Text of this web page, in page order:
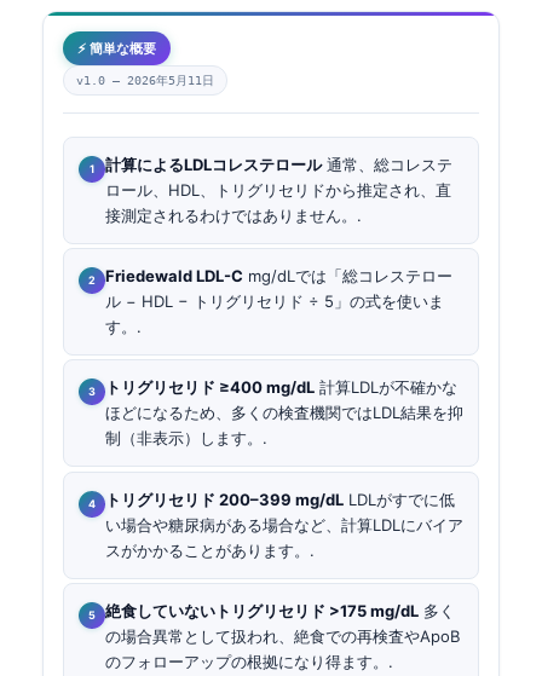
⚡ 簡単な概要
v1.0 — 2026年5月11日
計算によるLDLコレステロール通常、総コレステ
ロール、HDL、トリグリセリドから推定され、直
接測定されるわけではありません。.
Friedewald LDL-C mg/dLでは「総コレステロー
ル − HDL − トリグリセリド ÷ 5」の式を使いま
す。.
トリグリセリド ≥400 mg/dL 計算LDLが不確かな
ほどになるため、多くの検査機関ではLDL結果を抑
制（非表示）します。.
トリグリセリド 200–399 mg/dL LDLがすでに低
い場合や糖尿病がある場合など、計算LDLにバイア
スがかかることがあります。.
絶食していないトリグリセリド >175 mg/dL 多く
の場合異常として扱われ、絶食での再検査やApoB
のフォローアップの根拠になり得ます。.